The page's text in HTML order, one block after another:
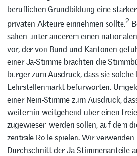
beruflichen Grundbildung eine
privaten Akteure einnehmen sollte.2
sahen unter anderem einen
vor, der von Bund und Kantonen
einer Ja-Stimme brachten die
bürger zum Ausdruck, dass sie
Lehrstellenmarkt befürworten.
einer Nein-Stimme zum Ausdruck,
weiterhin weitgehend über einen
zugewiesen werden sollen, auf dem
zentrale Rolle spielen. Wir verwenden
Durchschnitt der Ja-Stimmenanteile